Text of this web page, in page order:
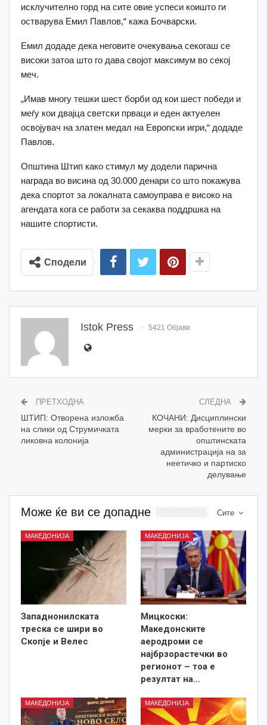
исклучително горд на сите овие успеси коишто ги
остварува Емил Павлов,“ кажа Бочварски.
Емил додаде дека неговите очекувања секогаш се
високи затоа што го дава својот максимум во секој
меч.
„Имав многу тешки шест борби од кои шест победи и
меѓу кои двајца светски прваци и еден актуелен
освојувач на златен медал на Европски игри,“ додаде
Павлов.
Општина Штип како стимул му додели парична
награда во висина од 30.000 денари со што покажува
дека спортот за локалната самоуправа е високо на
агендата кога се работи за секаква поддршка на
нашите спортисти.
Сподели
Istok Press 5421 Објави
ПРЕТХОДНА
ШТИП: Отворена изложба
на слики од Струмичката
ликовна колонија
СЛЕДНА
КОЧАНИ: Дисциплински
мерки за вработените во
општинската
администрација на за
неетичко и партиско
делување
Сите
Може ќе ви се допадне
МАКЕДОНИЈА
Западнонилската
треска се шири во
Скопје и Велес
МАКЕДОНИЈА
Мицкоски:
Македонските
аеродроми се
најбрзорастечки во
регионот – тоа е
резултат на…
МАКЕДОНИЈА МАКЕДОНИЈА